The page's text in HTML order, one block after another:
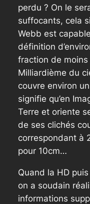
perdu ? On le
suffocants, cela
Webb est
définition
fraction de moins
Milliardième du
couvre environ
signifie qu’en
Terre et oriente
de ses clichés
correspondant à
pour 10cm…
Quand la HD
on a soudain
informations